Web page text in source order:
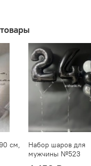
см,
Набор шаров для
мужчины №523